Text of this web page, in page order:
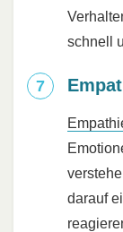
schnell
darauf